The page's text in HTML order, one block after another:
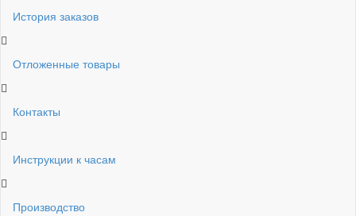
История заказов
Отложенные товары
Контакты
Инструкции к часам
Производство